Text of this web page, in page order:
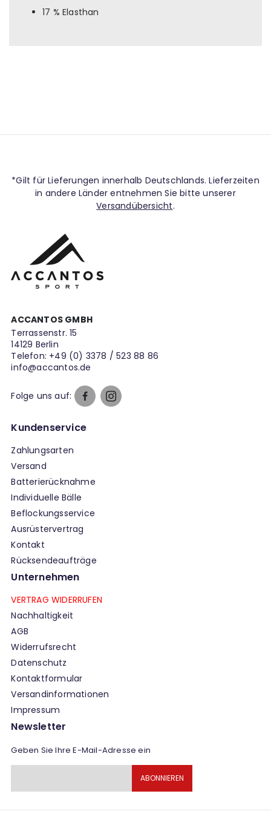
17 % Elasthan
*Gilt für Lieferungen innerhalb Deutschlands. Lieferzeiten
in andere Länder entnehmen Sie bitte unserer
Versandübersicht.
ACCANTOS GMBH
Terrassenstr. 15
14129 Berlin
Telefon: +49 (0) 3378 / 523 88 86
info@accantos.de
Folge uns auf:
Kundenservice
Zahlungsarten
Versand
Batterierücknahme
Individuelle Bälle
Beflockungsservice
Ausrüstervertrag
Kontakt
Rücksendeaufträge
Unternehmen
VERTRAG WIDERRUFEN
Nachhaltigkeit
AGB
Widerrufsrecht
Datenschutz
Kontaktformular
Versandinformationen
Impressum
Newsletter
Geben Sie Ihre E-Mail-Adresse ein
sich
ABONNIEREN